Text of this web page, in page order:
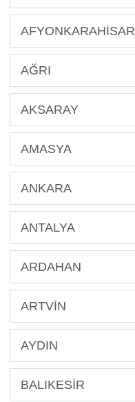
AFYONKARAHİSAR
AĞRI
AKSARAY
AMASYA
ANKARA
ANTALYA
ARDAHAN
ARTVİN
AYDIN
BALIKESİR